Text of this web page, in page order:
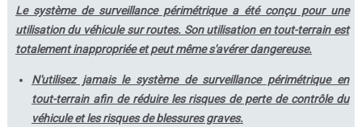
Le système de surveillance périmétrique a été conçu pour une
utilisation du véhicule sur routes. Son utilisation en tout-terrain est
totalement inappropriée et peut même s'avérer dangereuse.
N'utilisez jamais le système de surveillance périmétrique en
tout-terrain afin de réduire les risques de perte de contrôle du
véhicule et les risques de blessures graves.